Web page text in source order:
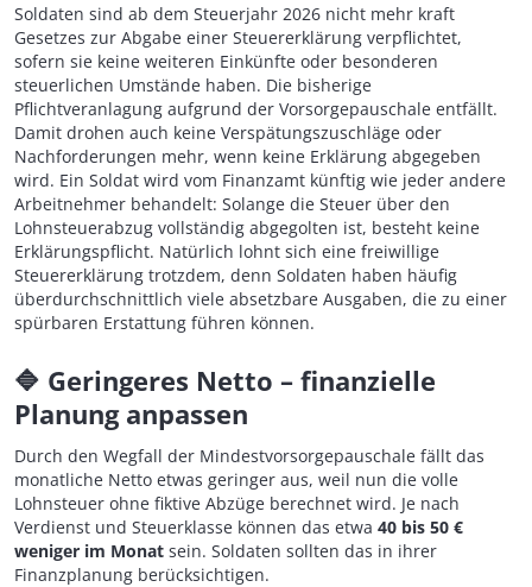
Soldaten sind ab dem Steuerjahr 2026 nicht mehr kraft
Gesetzes zur Abgabe einer Steuererklärung verpflichtet,
sofern sie keine weiteren Einkünfte oder besonderen
steuerlichen Umstände haben. Die bisherige
Pflichtveranlagung aufgrund der Vorsorgepauschale entfällt.
Damit drohen auch keine Verspätungszuschläge oder
Nachforderungen mehr, wenn keine Erklärung abgegeben
wird. Ein Soldat wird vom Finanzamt künftig wie jeder andere
Arbeitnehmer behandelt: Solange die Steuer über den
Lohnsteuerabzug vollständig abgegolten ist, besteht keine
Erklärungspflicht. Natürlich lohnt sich eine freiwillige
Steuererklärung trotzdem, denn Soldaten haben häufig
überdurchschnittlich viele absetzbare Ausgaben, die zu einer
spürbaren Erstattung führen können.
🔷 Geringeres Netto – finanzielle
Planung anpassen
Durch den Wegfall der Mindestvorsorgepauschale fällt das
monatliche Netto etwas geringer aus, weil nun die volle
Lohnsteuer ohne fiktive Abzüge berechnet wird. Je nach
Verdienst und Steuerklasse können das etwa40 bis 50 €
weniger im Monat sein. Soldaten sollten das in ihrer
Finanzplanung berücksichtigen.